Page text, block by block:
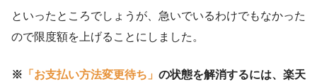
といったところでしょうが、急いでいるわけでもなかった
ので限度額を上げることにしました。
※ 「お支払い方法変更待ち」 の状態を解消するには、楽天